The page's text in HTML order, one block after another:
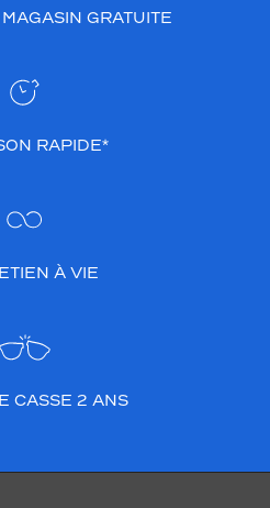
GRATUITE
RAPIDE*
À VIE
CASSE 2 ANS